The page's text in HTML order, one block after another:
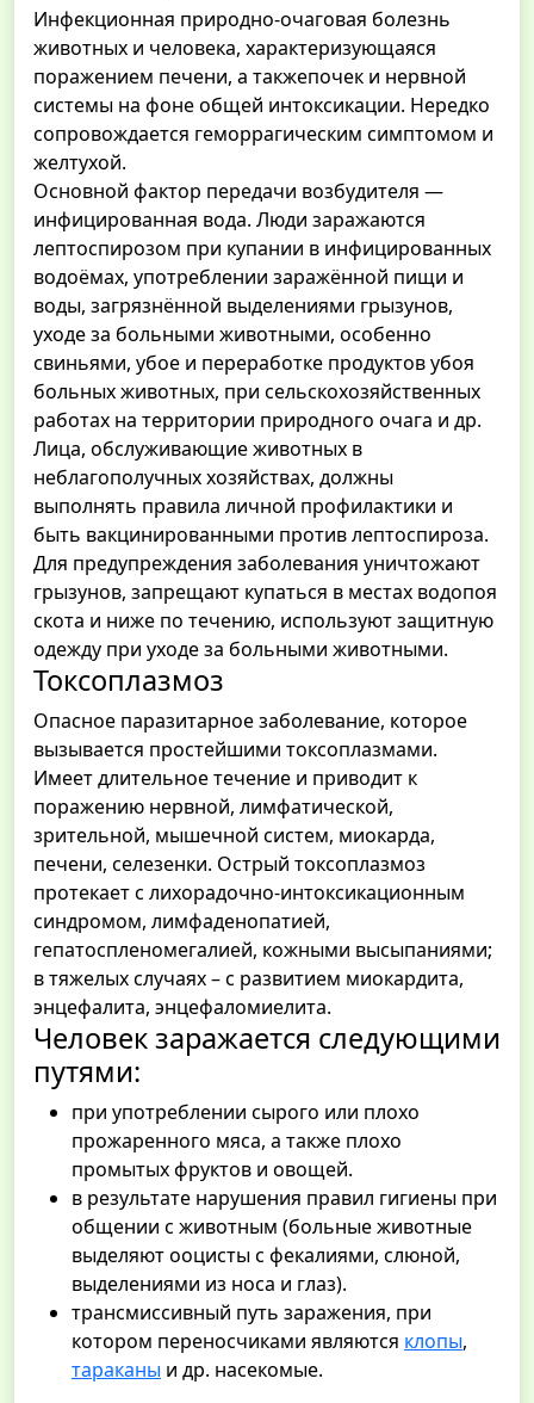
Инфекционная природно-очаговая болезнь
животных и человека, характеризующаяся
поражением печени, а такжепочек и нервной
системы на фоне общей интоксикации. Нередко
сопровождается геморрагическим симптомом и
желтухой.
Основной фактор передачи возбудителя —
инфицированная вода. Люди заражаются
лептоспирозом при купании в инфицированных
водоёмах, употреблении заражённой пищи и
воды, загрязнённой выделениями грызунов,
уходе за больными животными, особенно
свиньями, убое и переработке продуктов убоя
больных животных, при сельскохозяйственных
работах на территории природного очага и др.
Лица, обслуживающие животных в
неблагополучных хозяйствах, должны
выполнять правила личной профилактики и
быть вакцинированными против лептоспироза.
Для предупреждения заболевания уничтожают
грызунов, запрещают купаться в местах водопоя
скота и ниже по течению, используют защитную
одежду при уходе за больными животными.
Токсоплазмоз
Опасное паразитарное заболевание, которое
вызывается простейшими токсоплазмами.
Имеет длительное течение и приводит к
поражению нервной, лимфатической,
зрительной, мышечной систем, миокарда,
печени, селезенки. Острый токсоплазмоз
протекает с лихорадочно-интоксикационным
синдромом, лимфаденопатией,
гепатоспленомегалией, кожными высыпаниями;
в тяжелых случаях – с развитием миокардита,
энцефалита, энцефаломиелита.
Человек заражается следующими
путями:
при употреблении сырого или плохо
прожаренного мяса, а также плохо
промытых фруктов и овощей.
в результате нарушения правил гигиены при
общении с животным (больные животные
выделяют ооцисты с фекалиями, слюной,
выделениями из носа и глаз).
трансмиссивный путь заражения, при
котором переносчиками являются клопы,
тараканы и др. насекомые.